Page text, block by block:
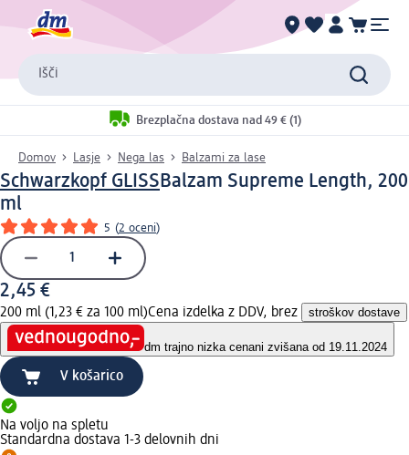
Išči
Brezplačna dostava nad 49 € (1)
Domov Lasje Nega las Balzami za lase
Schwarzkopf GLISSBalzam Supreme Length, 200
ml
5 (2 oceni)
2,45 €
200 ml (1,23 € za 100 ml)Cena izdelka z DDV, brez stroškov dostave
dm trajno nizka cenani zvišana od 19.11.2024
V košarico
Na voljo na spletu
Standardna dostava 1-3 delovnih dni